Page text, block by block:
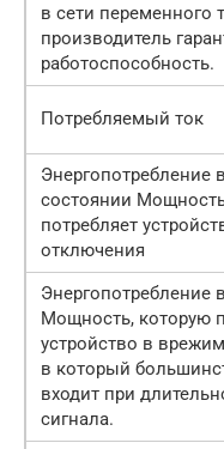
в сети переменного
производитель
работоспособность.
Потребляемый ток
состоянии
потребляет
отключения
Энергопотребление
Мощность, которую
устройство в
в который
входит при
сигнала.